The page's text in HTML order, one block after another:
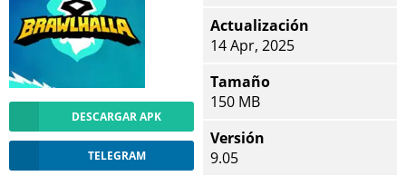
DESCARGAR APK
TELEGRAM
Actualización
14 Apr, 2025
Tamaño
150 MB
Versión
9.05